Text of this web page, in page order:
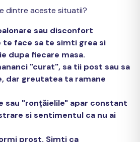
dintre aceste situatii?
sau disconfort
te face sa te simti grea si
dupa fiecare masa.
"curat", sa tii post sau sa
dar greutatea ta ramane
sau "ronțăielile" apar constant
si sentimentul ca nu ai
prost. Simti ca